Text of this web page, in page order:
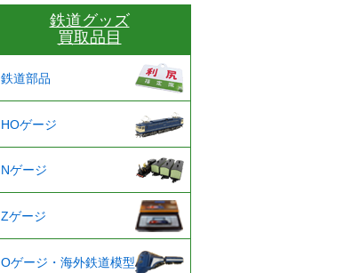
鉄道グッズ
買取品目
鉄道部品
HOゲージ
Nゲージ
Zゲージ
Oゲージ・海外鉄道模型